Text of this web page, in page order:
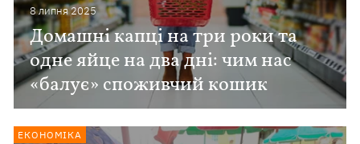
8 липня 2025
Домашні капці на три роки та
одне яйце на два дні: чим нас
«балує» споживчий кошик
ЕКОНОМІКА